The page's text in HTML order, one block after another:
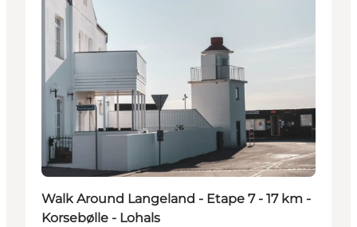
Walk Around Langeland - Etape 7 - 17 km -
Korsebølle - Lohals